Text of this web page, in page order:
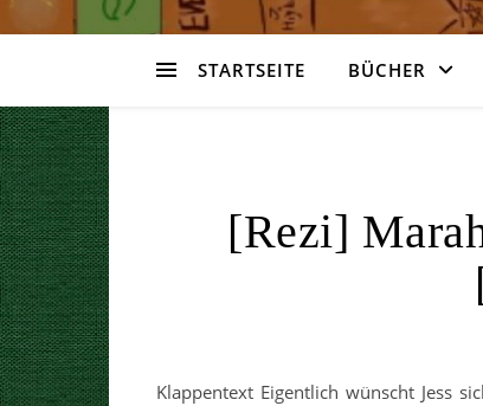
STARTSEITE BÜCHER
[Rezi]
Klappentext Eigentlich wünscht Jess